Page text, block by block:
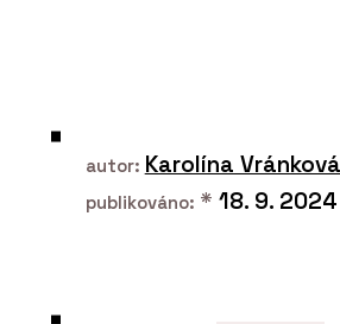
autor: Karolína Vránková
publikováno: * 18. 9. 2024